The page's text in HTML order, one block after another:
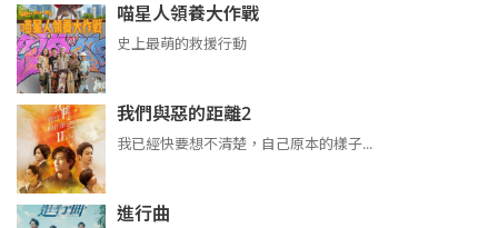
喵星人領養大作戰
史上最萌的救援行動
我們與惡的距離2
我已經快要想不清楚，自己原本的樣子...
進行曲